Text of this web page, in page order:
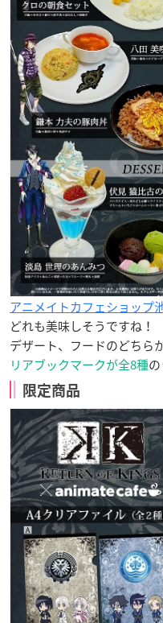
アニメイトカフェショップ
どれも美味しそうですね！
デザート、フードのどちら
リアブックマークが全8種
限定商品